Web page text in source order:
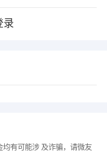
录
有可能涉 及诈骗，请微友